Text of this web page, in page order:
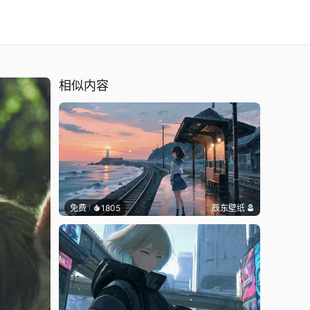
相似内容
免费 1805 辰东壁纸